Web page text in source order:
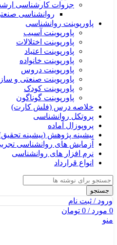
جزوات کارشناسی
روانشناسی
پاورپوینت روانشناسی
پاورپوینت آسیب
پاورپوینت اختلالات
پاورپوینت اعتیاد
پاورپوینت خانواده
پاورپوینت دروس
پاورپوینت صنعتی و
پاورپوینت کودک
پاورپوینت گوناگون
خلاصه درس (فلش کارت)
پروتکل روانشناسی
پروپوزال آماده
پیشینه پژوهش (پیشینه
آزمایش های روانشناسی
نرم افزار های روانشناسی
انواع قرارداد
جستجو
ورود / ثبت نام
0 مورد/
0 تومان
منو